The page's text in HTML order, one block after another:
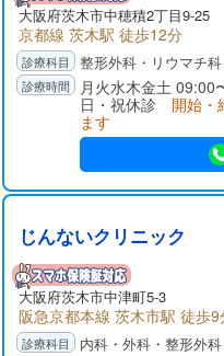
大阪府茨木市中穂積2丁目9-25
京都線 茨木駅 徒歩12分
整形外科・リウマチ科
月火水木金土
日・祝休診 開始・
ます
じんないクリニック
大阪府茨木市中津町5-3
阪急京都本線 茨木市駅 徒歩9
内科・外科・整形外